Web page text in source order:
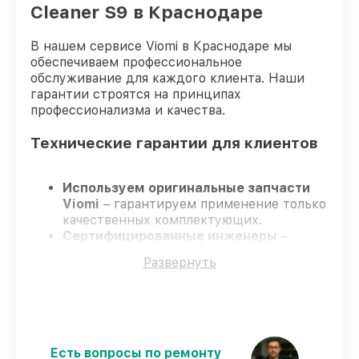
Cleaner S9 в Краснодаре
В нашем сервисе Viomi в Краснодаре мы
обеспечиваем профессиональное
обслуживание для каждого клиента. Наши
гарантии строятся на принципах
профессионализма и качества.
Технические гарантии для клиентов
Используем оригинальные запчасти
Viomi – гарантируем применение только
качественных комплектующих.
Сертифицированные инженеры –
навыков, что обеспечивает надёжную
Поддержка после ремонта
– все
Развернуть
Есть вопросы по ремонту